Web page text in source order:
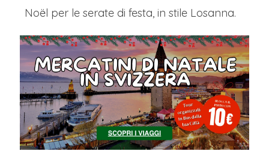
Noël per le serate di festa, in stile Losanna.